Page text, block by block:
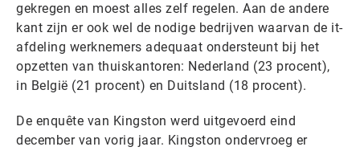
gekregen en moest alles zelf regelen. Aan de andere
kant zijn er ook wel de nodige bedrijven waarvan de it-
afdeling werknemers adequaat ondersteunt bij het
opzetten van thuiskantoren: Nederland (23 procent),
in België (21 procent) en Duitsland (18 procent).
De enquête van Kingston werd uitgevoerd eind
december van vorig jaar. Kingston ondervroeg er